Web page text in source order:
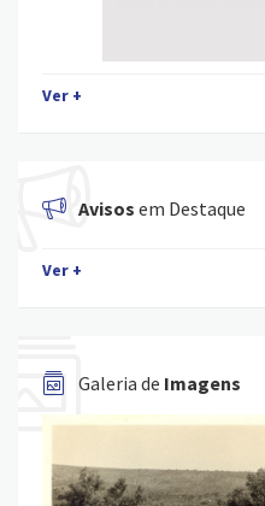
Ver +
Avisos em Destaque
Ver +
Galeria de Imagens